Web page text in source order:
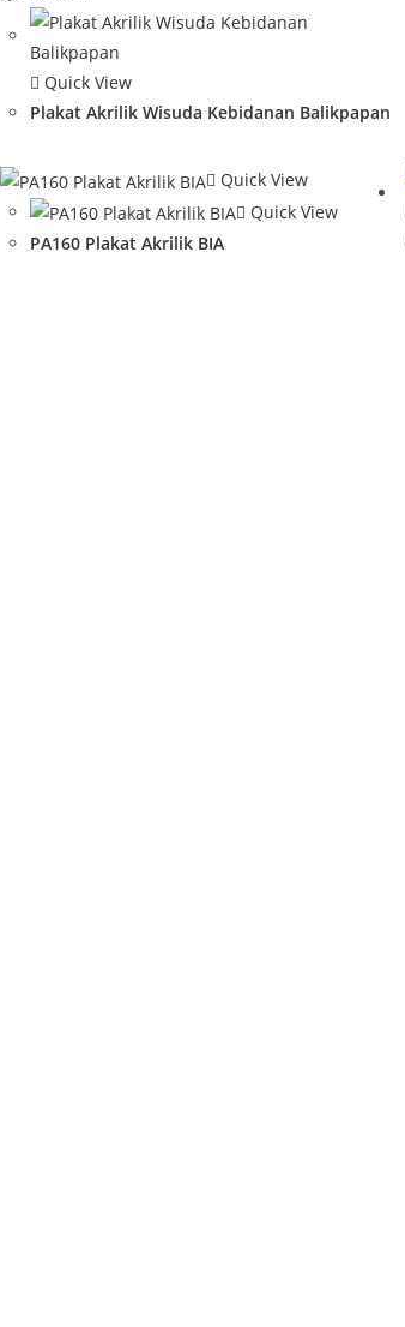
Quick View
Plakat Akrilik Wisuda Kebidanan Balikpapan
Quick View
Quick View
PA160 Plakat Akrilik BIA